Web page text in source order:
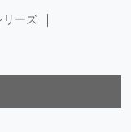
リーズ